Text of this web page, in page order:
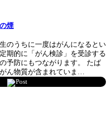
煙
のうちに一度はがんになるとい
期的に「がん検診」を受診する
予防にもつながります。 たば
ん物質が含まれていま…
Post